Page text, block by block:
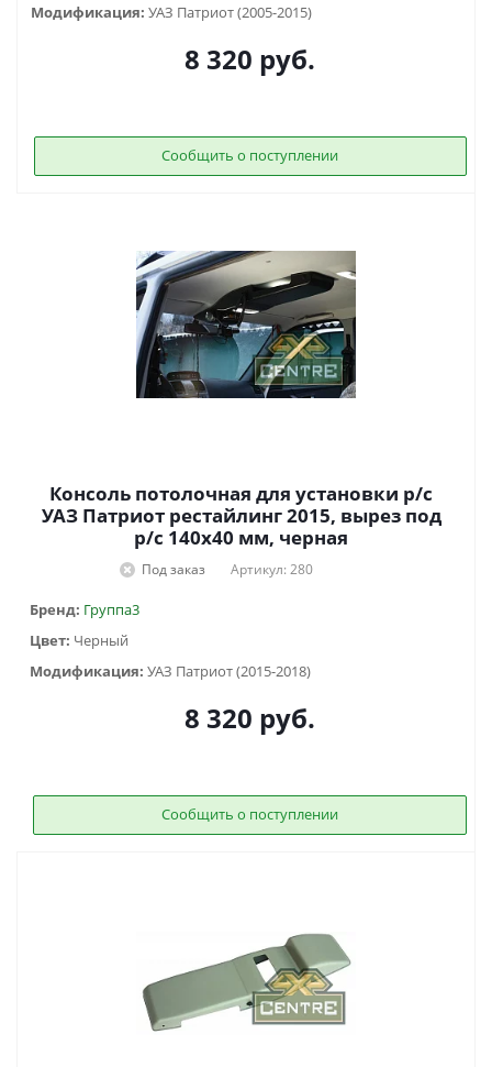
Модификация: УАЗ Патриот (2005-2015)
8 320 руб.
Сообщить о поступлении
Консоль потолочная для установки р/c
УАЗ Патриот рестайлинг 2015, вырез под
р/c 140х40 мм, черная
Под заказ Артикул: 280
Бренд: Группа3
Цвет: Черный
Модификация: УАЗ Патриот (2015-2018)
8 320 руб.
Сообщить о поступлении